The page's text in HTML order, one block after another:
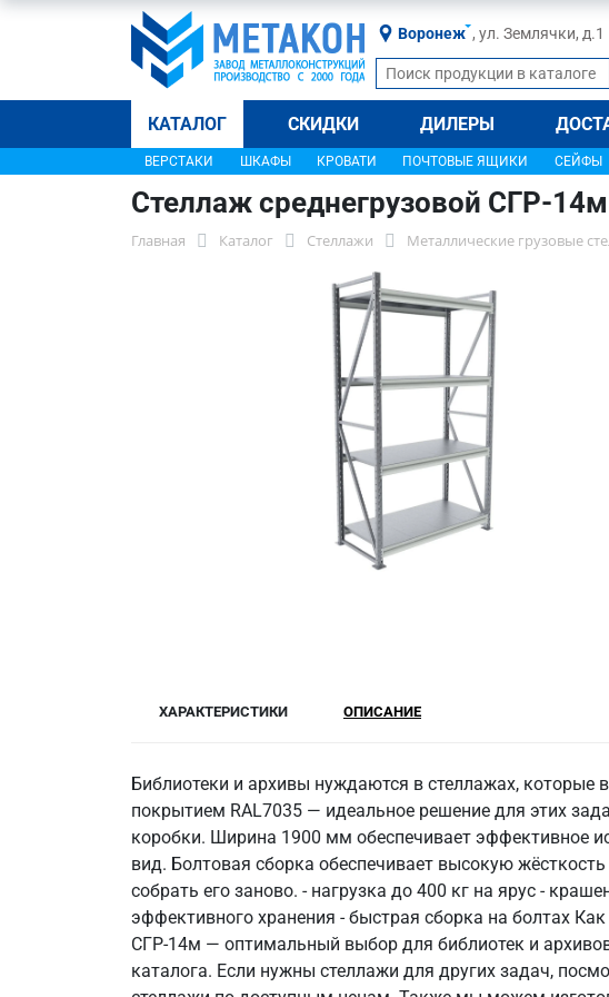
Воронеж , ул. Землячки, д.1
КАТАЛОГ СКИДКИ ДИЛЕРЫ
ВЕРСТАКИ ШКАФЫ КРОВАТИ ПОЧТОВЫЕ ЯЩИКИ СЕЙФЫ
Стеллаж среднегрузовой СГР-
Главная Каталог Стеллажи Металлические грузовые
ХАРАКТЕРИСТИКИ ОПИСАНИЕ
Библиотеки и архивы нуждаются в стеллажах,
покрытием RAL7035 — идеальное решение для этих
коробки. Ширина 1900 мм обеспечивает эффективное
вид. Болтовая сборка обеспечивает высокую
собрать его заново. - нагрузка до 400 кг на ярус -
эффективного хранения - быстрая сборка на болтах
СГР-14м — оптимальный выбор для библиотек и
каталога. Если нужны стеллажи для других задач,